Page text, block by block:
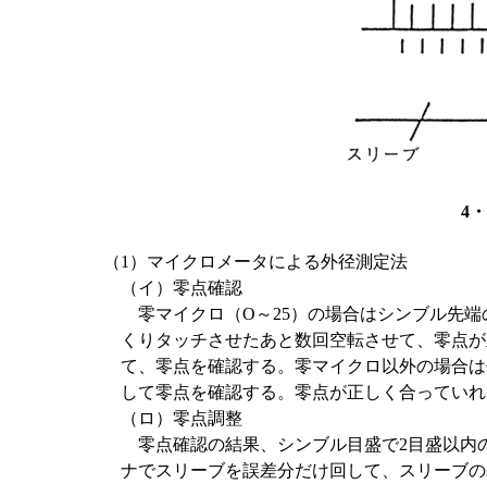
4
（1）マイクロメータによる外径測定法
（イ）零点確認
零マイクロ（O～25）の場合はシンブル先
くりタッチさせたあと数回空転させて、零点
て、零点を確認する。零マイクロ以外の場合
して零点を確認する。零点が正しく合ってい
（ロ）零点調整
零点確認の結果、シンブル目盛で2目盛以内
ナでスリーブを誤差分だけ回して、スリーブ